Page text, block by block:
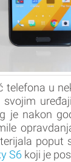
telefona u
svojim
je nakon
poput
S6 koji je